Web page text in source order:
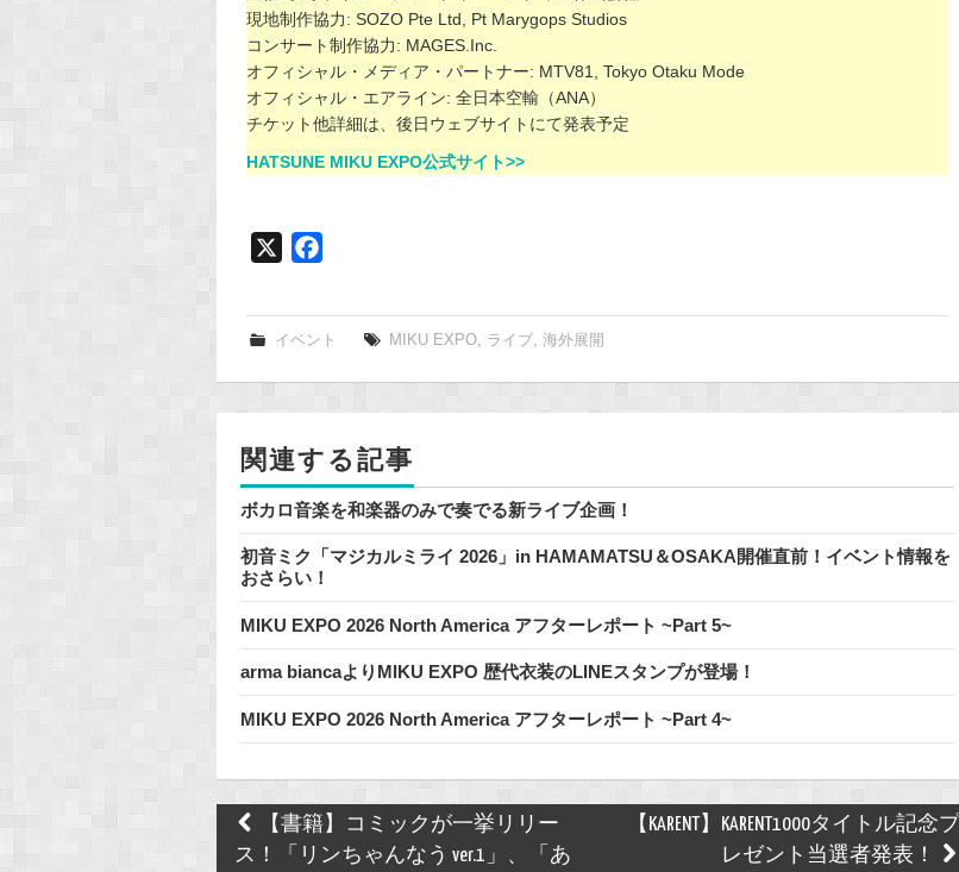
現地制作協力: SOZO Pte Ltd, Pt Marygops Studios
コンサート制作協力: MAGES.Inc.
オフィシャル・メディア・パートナー: MTV81, Tokyo Otaku Mode
オフィシャル・エアライン: 全日本空輸（ANA）
チケット他詳細は、後日ウェブサイトにて発表予定
HATSUNE MIKU EXPO公式サイト>>
e
k
イベント MIKU EXPO ライブ ,海外展開
関連する記事
ボカロ音楽を和楽器のみで奏でる新ライブ企画！
初音ミク「マジカルミライ 2026」in HAMAMATSU＆OSAKA開催直前！イベント情報を
おさらい！
MIKU EXPO 2026 North America アフターレポート ~Part 5~
arma biancaよりMIKU EXPO 歴代衣装のLINEスタンプが登場！
MIKU EXPO 2026 North America アフターレポート ~Part 4~
Post
navigation
【書籍】コミックが一挙リリー
ス！「リンちゃんなう ver.1」、「あ
【KARENT】KARENT1000タイトル記念プ
レゼント当選者発表！